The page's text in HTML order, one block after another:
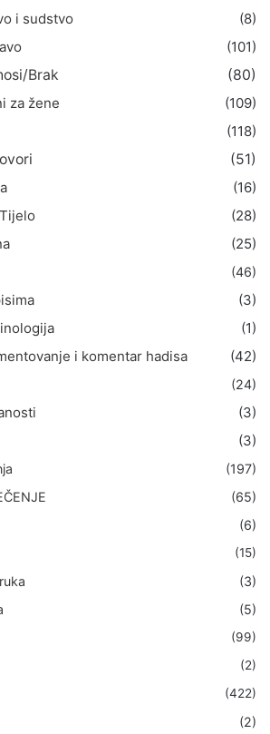
i sudstvo
(8)
(101)
Brak
(80)
za žene
(109)
(118)
(51)
(16)
(28)
(25)
(46)
(3)
(1)
i komentar hadisa
(42)
(24)
(3)
(3)
(197)
(65)
(6)
(15)
(3)
(5)
(99)
(2)
(422)
(2)